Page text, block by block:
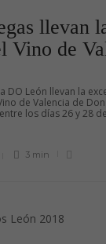
llevan
Vino de
DO León llevan la
de Valencia de
los días 26 y 28
3 min